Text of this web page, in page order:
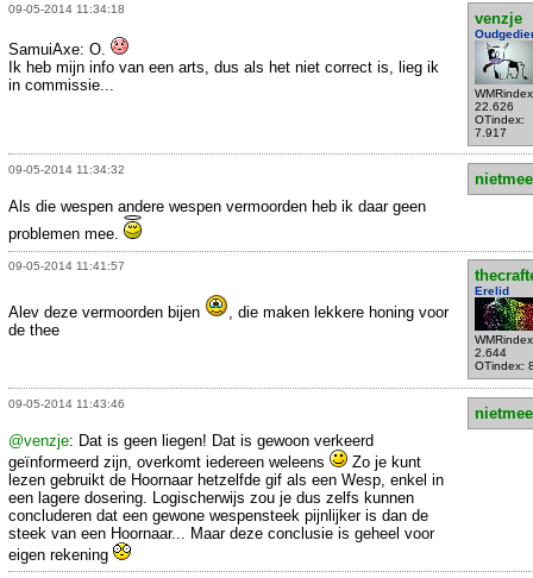
09-05-2014 11:34:18
venzje
22.626
OTindex:
7.917
SamuiAxe: O.
Ik heb mijn info van een arts, dus als het niet correct is, lieg ik
in commissie...
09-05-2014 11:34:32
Als die wespen andere wespen vermoorden heb ik daar geen
problemen mee.
09-05-2014 11:41:57
Erelid
2.644
OTindex:
Alev deze vermoorden bijen
, die maken lekkere honing voor
de thee
09-05-2014 11:43:46
@venzje: Dat is geen liegen! Dat is gewoon verkeerd
geïnformeerd zijn, overkomt iedereen weleens
Zo je kunt
lezen gebruikt de Hoornaar hetzelfde gif als een Wesp, enkel in
een lagere dosering. Logischerwijs zou je dus zelfs kunnen
concluderen dat een gewone wespensteek pijnlijker is dan de
steek van een Hoornaar... Maar deze conclusie is geheel voor
eigen rekening